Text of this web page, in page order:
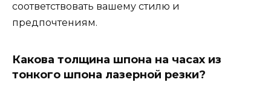
соответствовать вашему стилю и
предпочтениям.
Какова толщина шпона на часах из
тонкого шпона лазерной резки?